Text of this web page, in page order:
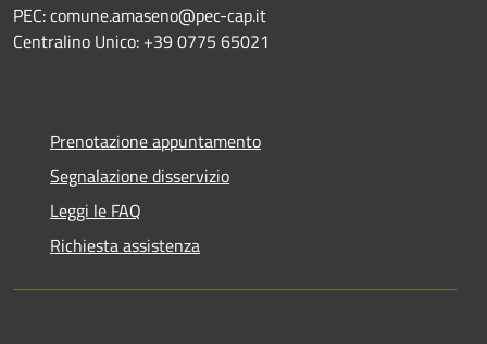
PEC: comune.amaseno@pec-cap.it
Centralino Unico: +39 0775 65021
Prenotazione appuntamento
Segnalazione disservizio
Leggi le FAQ
Richiesta assistenza